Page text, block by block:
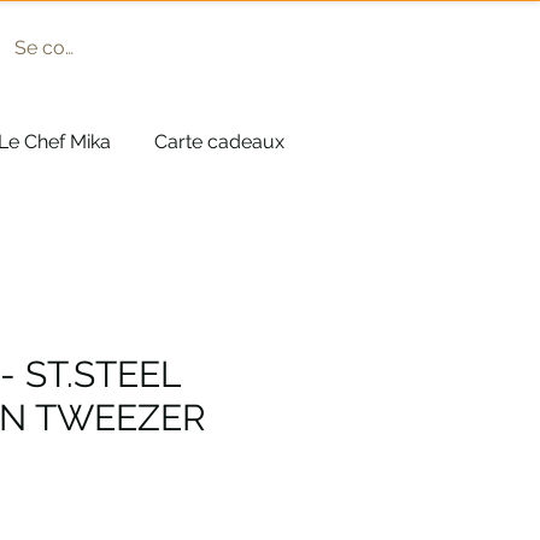
Se connecter
Le Chef Mika Carte cadeaux
ST.STEEL
TWEEZER